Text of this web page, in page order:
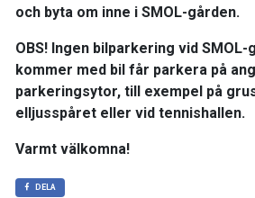
och byta om inne i SMOL-gården.
OBS! Ingen bilparkering vid SMOL-
kommer med bil får parkera på
parkeringsytor, till exempel på
elljusspåret eller vid tennishallen.
Varmt välkomna!
DELA